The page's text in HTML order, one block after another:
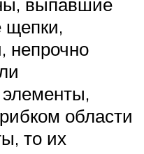
щепки,
непрочно
области
то их